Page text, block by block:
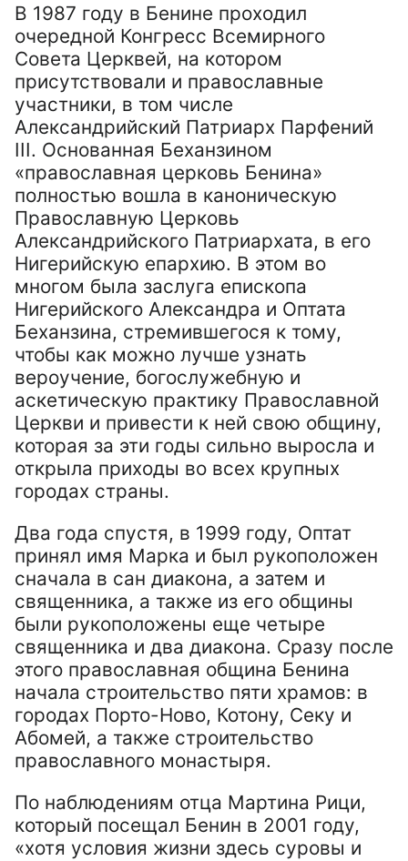
В 1987 году в Бенине проходил
очередной Конгресс Всемирного
Совета Церквей, на котором
присутствовали и православные
участники, в том числе
Александрийский Патриарх Парфений
III. Основанная Беханзином
«православная церковь Бенина»
полностью вошла в каноническую
Православную Церковь
Александрийского Патриархата, в его
Нигерийскую епархию. В этом во
многом была заслуга епископа
Нигерийского Александра и Оптата
Беханзина, стремившегося к тому,
чтобы как можно лучше узнать
вероучение, богослужебную и
аскетическую практику Православной
Церкви и привести к ней свою общину,
которая за эти годы сильно выросла и
открыла приходы во всех крупных
городах страны.
Два года спустя, в 1999 году, Оптат
принял имя Марка и был рукоположен
сначала в сан диакона, а затем и
священника, а также из его общины
были рукоположены еще четыре
священника и два диакона. Сразу после
этого православная община Бенина
начала строительство пяти храмов: в
городах Порто-Ново, Котону, Секу и
Абомей, а также строительство
православного монастыря.
По наблюдениям отца Мартина Рици,
который посещал Бенин в 2001 году,
«хотя условия жизни здесь суровы и